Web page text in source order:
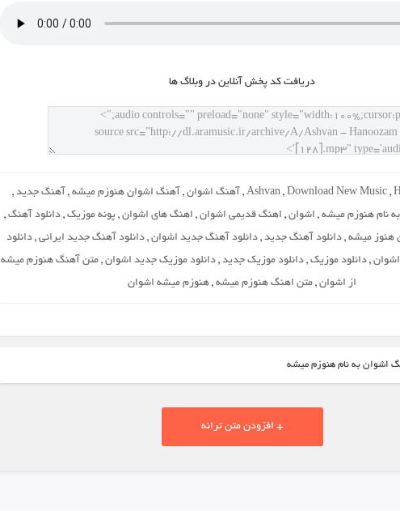
دريافت کد پخش آنلاين در وبلاگ ها
Ashvan ,Download New Music ,
, آهنگ اشوان, آهنگ اشوان هنوزم میشه, آهنگ جدید,
نام هنوزم میشه , اشوان , اهنگ قدیمی اشوان , اهنگ های اشوان ,پونه موزیک ,دانلود آهنگ ,
هنوز میشه ,دانلود آهنگ جدید ,دانلود آهنگ جدید اشوان ,دانلود آهنگ جدید ایرانی ,دانلود
,دانلود موزیک ,دانلود موزیک جدید ,دانلود موزیک جدید اشوان ,متن آهنگ هنوزم میشه
از اشوان, متن اهنگ هنوزم میشه, هنوزم میشه اشوان
اشوان به نام هنوزم میشه
+ افزودن متن ترانه